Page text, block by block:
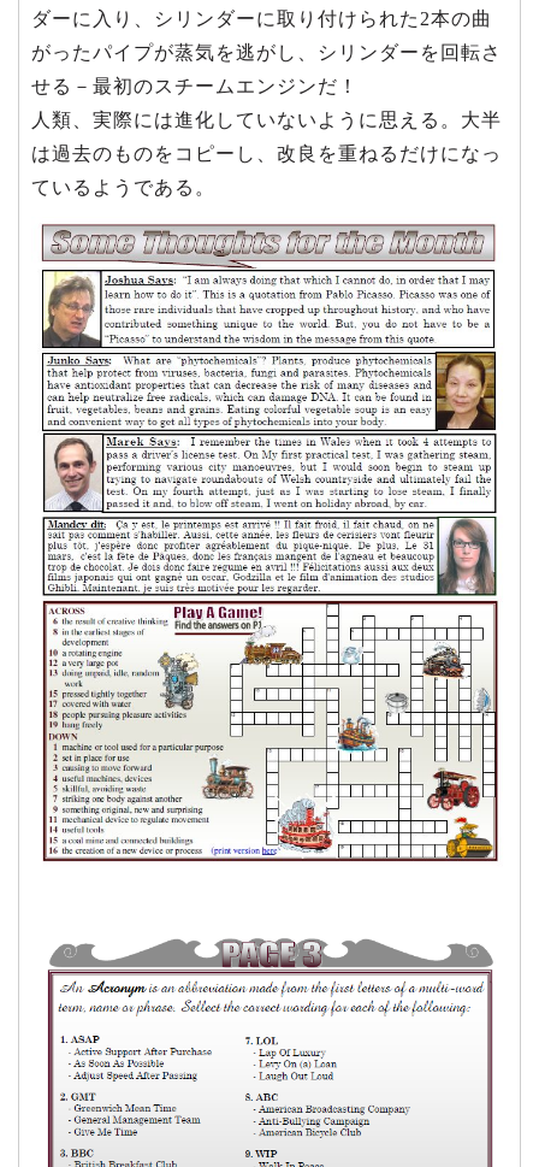
ダーに入り、シリンダーに取り付けられた2本の曲
がったパイプが蒸気を逃がし、シリンダーを回転さ
せる－最初のスチームエンジンだ！
人類、実際には進化していないように思える。大半
は過去のものをコピーし、改良を重ねるだけになっ
ているようである。